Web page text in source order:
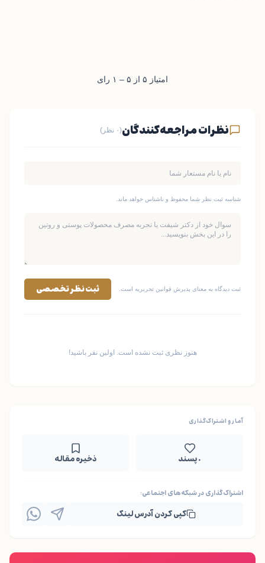
امتیاز ۵ از ۵ – ۱ رای
نظرات مراجعه‌کنندگان(۰ نظر)
شناسه ثبت نظر شما محفوظ و ناشناس خواهد ماند.
ثبت دیدگاه به معنای پذیرش قوانین تحریریه است. ثبت نظر تخصصی
هنوز نظری ثبت نشده است. اولین نفر باشید!
آمار و اشتراک‌گذاری
۰ پسند ذخیره مقاله
اشتراک‌گذاری در شبکه‌های اجتماعی:
کپی کردن آدرس لینک